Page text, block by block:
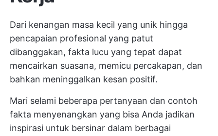
Dari kenangan masa kecil yang unik hingga
pencapaian profesional yang patut
dibanggakan, fakta lucu yang tepat dapat
mencairkan suasana, memicu percakapan, dan
bahkan meninggalkan kesan positif.
Mari selami beberapa pertanyaan dan contoh
fakta menyenangkan yang bisa Anda jadikan
inspirasi untuk bersinar dalam berbagai